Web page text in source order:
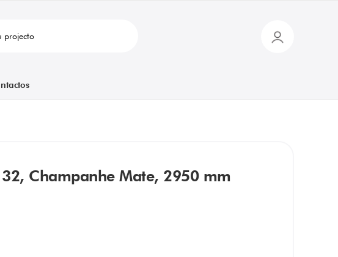
Champanhe Mate, 2950 mm